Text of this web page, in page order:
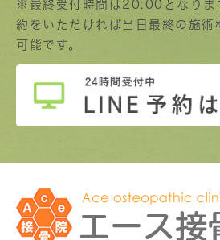
※最終受付時間は20:00となりま
約をいただければ当日最終の施
可能です。